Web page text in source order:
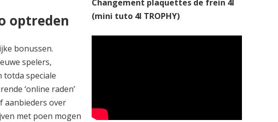
optreden
bonussen.
spelers,
speciale
‘online raden’
aanbieders over
met poen mogen
Changement plaquettes de frein 4l
(mini tuto 4l TROPHY)